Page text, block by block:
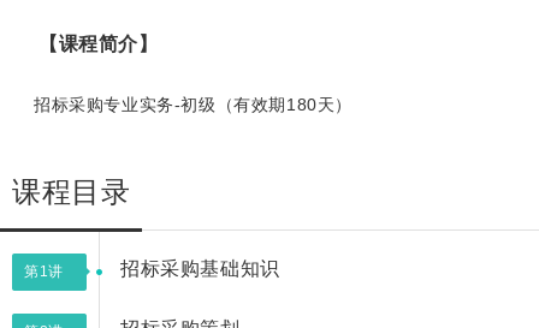
【课程简介】
招标采购专业实务-初级（有效期180天）
课程目录
第1讲 招标采购基础知识